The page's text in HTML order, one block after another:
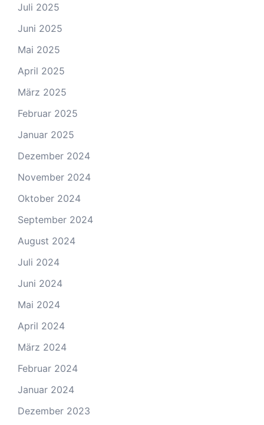
Juli 2025
Juni 2025
Mai 2025
April 2025
März 2025
Februar 2025
Januar 2025
Dezember 2024
November 2024
Oktober 2024
September 2024
August 2024
Juli 2024
Juni 2024
Mai 2024
April 2024
März 2024
Februar 2024
Januar 2024
Dezember 2023